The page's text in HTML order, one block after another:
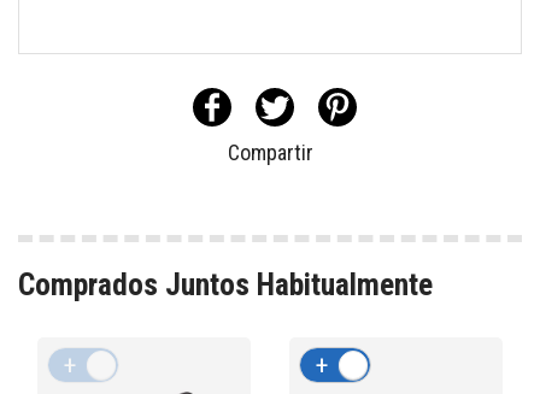
Compartir
Comprados Juntos Habitualmente
+ +